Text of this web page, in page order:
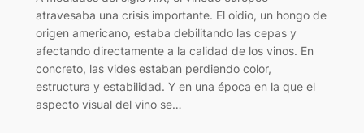
atravesaba una crisis importante. El oídio, un hongo de
origen americano, estaba debilitando las cepas y
afectando directamente a la calidad de los vinos. En
concreto, las vides estaban perdiendo color,
estructura y estabilidad. Y en una época en la que el
aspecto visual del vino se…